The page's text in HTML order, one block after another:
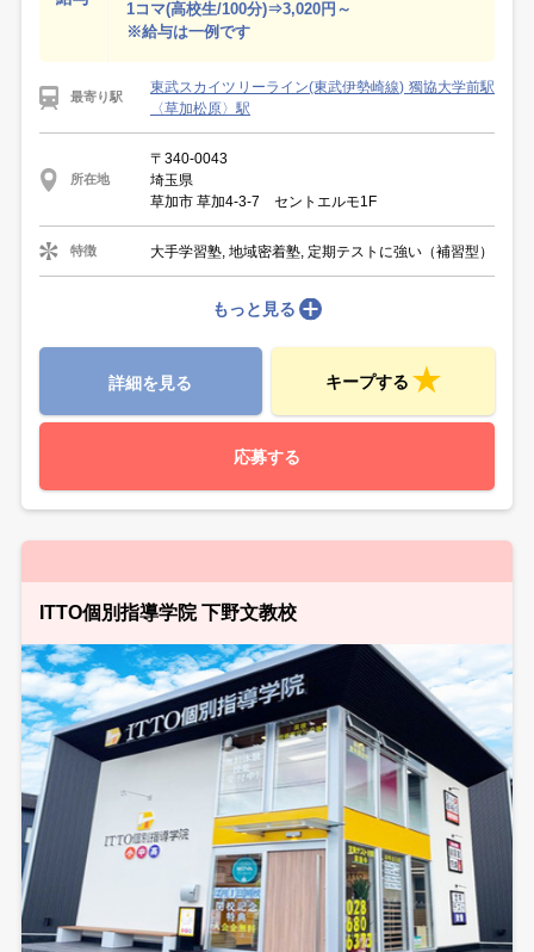
1コマ(高校生/100分)⇒3,020円～
※給与は一例です
最寄り駅
東武スカイツリーライン(東武伊勢崎線) 獨協大学前駅
〈草加松原〉駅
所在地
〒340-0043
埼玉県
草加市 草加4-3-7 セントエルモ1F
特徴 大手学習塾, 地域密着塾, 定期テストに強い（補習型）
もっと見る
詳細を見る キープする
応募する
ITTO個別指導学院 下野文教校